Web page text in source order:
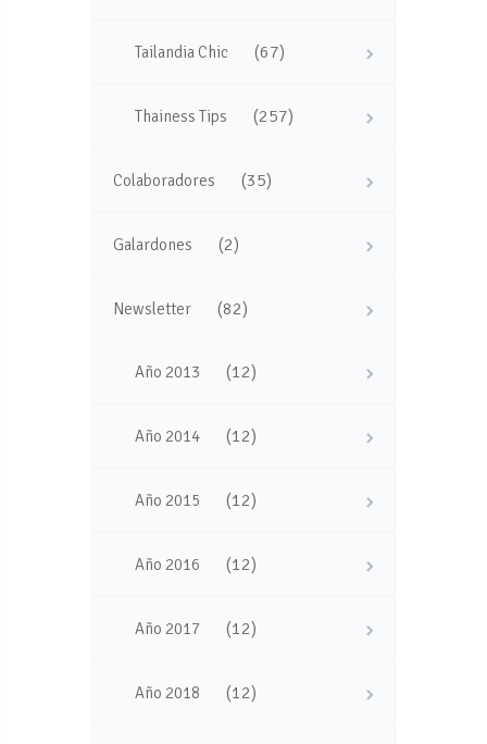
Tailandia Chic (67)
Thainess Tips (257)
Colaboradores (35)
Galardones (2)
Newsletter (82)
Año 2013 (12)
Año 2014 (12)
Año 2015 (12)
Año 2016 (12)
Año 2017 (12)
Año 2018 (12)